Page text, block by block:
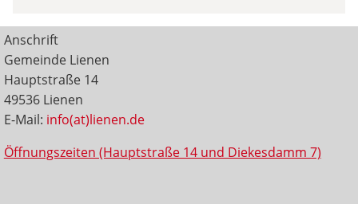
Anschrift
Gemeinde Lienen
Hauptstraße 14
49536 Lienen
E-Mail: info(at)lienen.de
Öffnungszeiten (Hauptstraße 14 und Diekesdamm 7)